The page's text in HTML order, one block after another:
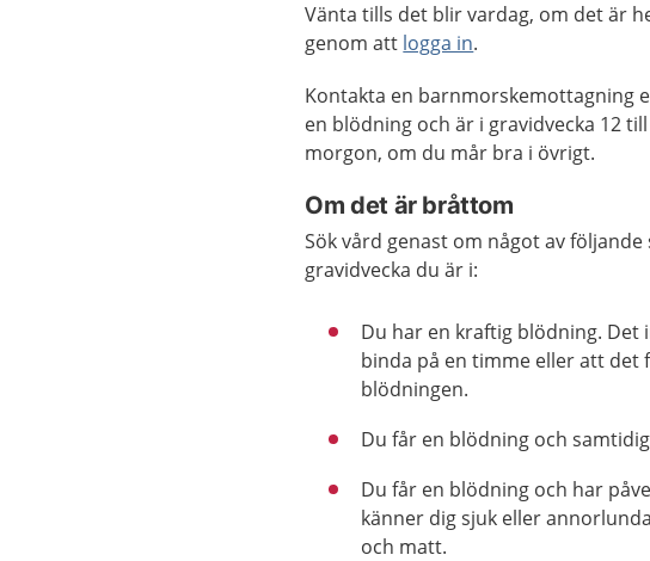
Vänta tills det blir vardag, om det är
genom att logga in.
Kontakta en barnmorskemottagning
en blödning och är i gravidvecka 12
morgon, om du mår bra i övrigt.
Om det är
Sök vård genast om något av
gravidvecka du är i:
Du har en kraftig blödning.
binda på en timme eller att
blödningen.
Du får en blödning och
Du får en blödning och har
känner dig sjuk eller
och matt.